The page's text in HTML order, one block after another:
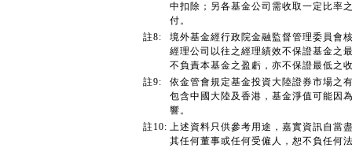
中扣除；另各基金公司需收取一定比率
付。
註8:
境外基金經行政院金融監督管理委員會
經理公司以往之經理績效不保證基金之
不負責本基金之盈虧，亦不保證最低之
註9:
依金管會規定基金投資大陸證券市場之
包含中國大陸及香港，基金淨值可能因
響。
註10: 上述資料只供參考用途，嘉實資訊自當
其任何董事或任何受僱人，恕不負任何